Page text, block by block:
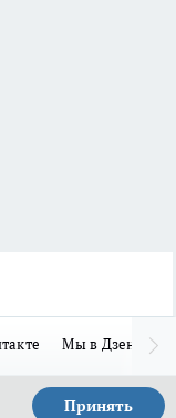
Мы в Дзене
Принять